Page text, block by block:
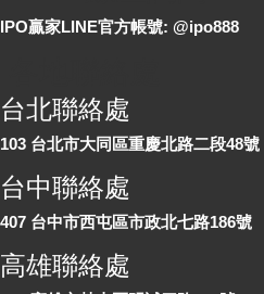
IPO贏家LINE官方帳號: @ipo888
台北聯絡處
103 台北市大同區重慶北路二段48號
台中聯絡處
407 台中市西屯區市政北七路186號
高雄聯絡處